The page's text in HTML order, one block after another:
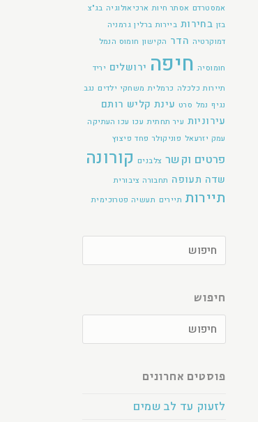
אמסטרדם אסתר חיות ארכיאולוגיה בג"צ
בזן בחירות ביירות ברלין גרמניה
דמוקרטיה הדר הקישון חומוס הנמל
חומוסיה חיפה ירושלים יריד
תיירות כלכלה כרמלית משחקי ילדים נגב
נגיף נמל סרט עינת קליש רותם
עירוניות עיר תחתית עכו עכו העתיקה
עמק יזרעאל פוניקולר פחד פיצוץ
פרטים וקשר צלבנים קורונה
שדה תעופה תחבורה ציבורית
תיירות תיירים תעשיה פטרוכימית
חיפוש
פוסטים אחרונים
לזעוק עד לב שמים